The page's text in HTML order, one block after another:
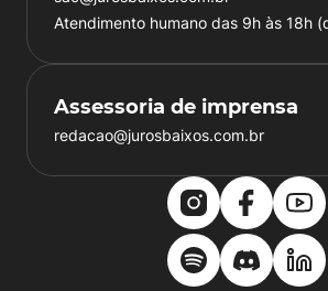
Atendimento humano das 9h às 18h
Assessoria de imprensa
redacao@jurosbaixos.com.br